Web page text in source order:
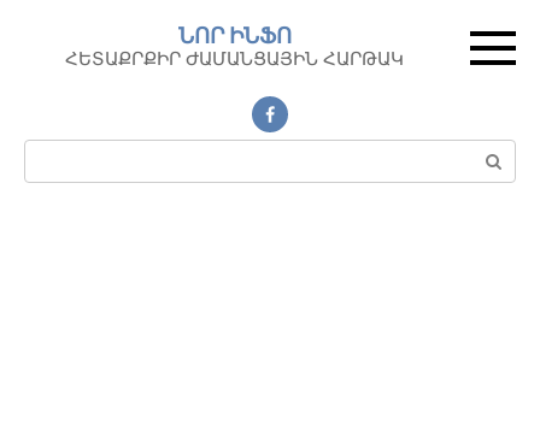
контенту
ՆՈՐ ԻՆՖՈ
ՀԵՏԱՔՐՔԻՐ ԺԱՄԱՆՑԱՅԻՆ ՀԱՐԹԱԿ
Поиск: